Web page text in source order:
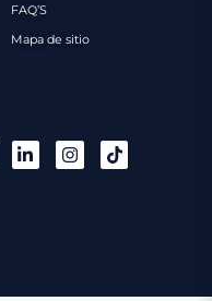
FAQ’S
Mapa de sitio